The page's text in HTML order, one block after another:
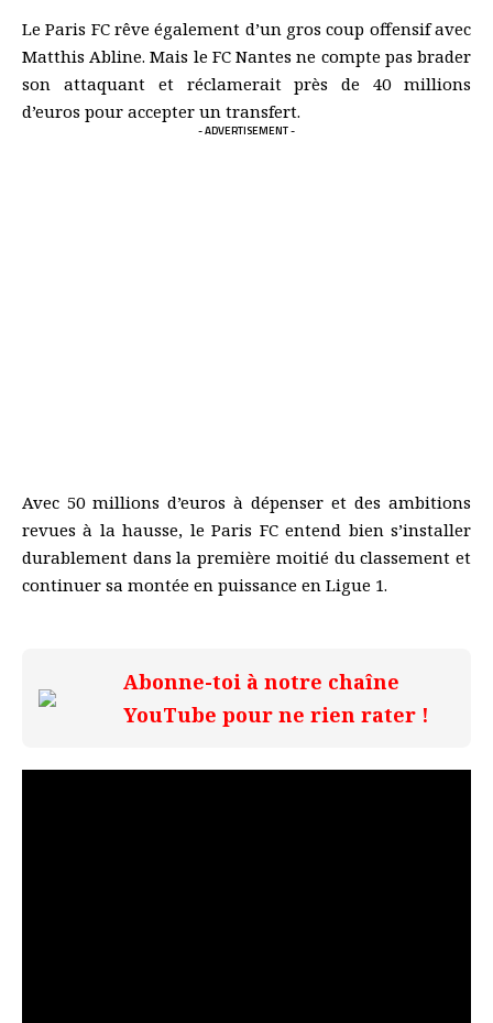
Le Paris FC rêve également d’un gros coup offensif avec
Matthis Abline. Mais le FC Nantes ne compte pas brader
son attaquant et réclamerait près de 40 millions
d’euros pour accepter un transfert.
- ADVERTISEMENT -
Avec 50 millions d’euros à dépenser et des ambitions
revues à la hausse, le Paris FC entend bien s’installer
durablement dans la première moitié du classement et
continuer sa montée en puissance en Ligue 1.
Abonne-toi à notre chaîne
YouTube pour ne rien rater !